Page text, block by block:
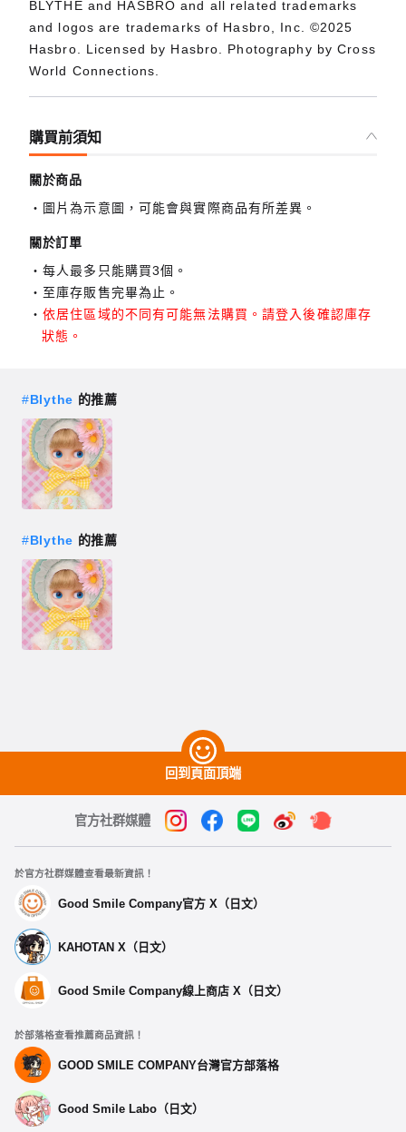
BLYTHE and HASBRO and all related trademarks
and logos are trademarks of Hasbro, Inc. ©2025
Hasbro. Licensed by Hasbro. Photography by Cross
World Connections.
購買前須知
關於商品
圖片為示意圖，可能會與實際商品有所差異。
關於訂單
每人最多只能購買3個。
至庫存販售完畢為止。
依居住區域的不同有可能無法購買。請登入後確認庫存
狀態。
#Blythe 的推薦
#Blythe 的推薦
回到頁面頂端
官方社群媒體
於官方社群媒體查看最新資訊！
Good Smile Company官方 X（日文）
KAHOTAN X（日文）
Good Smile Company線上商店 X（日文）
於部落格查看推薦商品資訊！
GOOD SMILE COMPANY台灣官方部落格
Good Smile Labo（日文）